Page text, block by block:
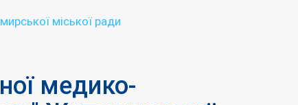
міської ради
медико-